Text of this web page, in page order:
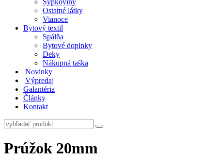
Sýpkoviny
Ostatné látky
Vianoce
Bytový textil
Spálňa
Bytové doplnky
Deky
Nákupná taška
Novinky
Výpredaj
Galantéria
Články
Kontakt
Prúžok 20mm